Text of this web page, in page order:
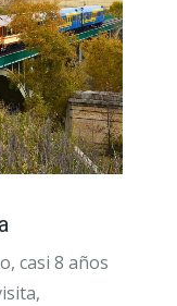
casi 8 años